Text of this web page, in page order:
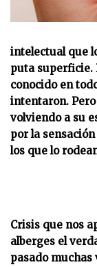
intelectual que
puta superficie.
conocido en
intentaron.
volviendo a su
por la
los que lo
Crisis que nos
alberges el
pasado